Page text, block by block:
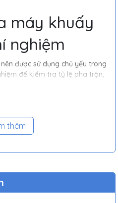
máy khuấy
nghiệm
được sử dụng chủ yếu trong
để kiểm tra tỷ lệ pha trộn,
trừ sâu, phân bón…
phần để sản xuất thuốc
thêm